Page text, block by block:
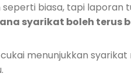
seperti biasa, tapi
syarikat boleh terus
menunjukkan